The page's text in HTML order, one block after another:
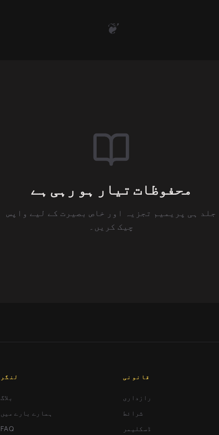
❦
محفوظات تیار ہو رہی ہے
جلد ہی پریمیم تجزیہ اور خاص بصیرت کے لیے واپس
چیک کریں۔
لنگر
بلاگ
ہمارے بارے میں
FAQ
قانونی
رازداری
شرائط
ڈسکلیمر